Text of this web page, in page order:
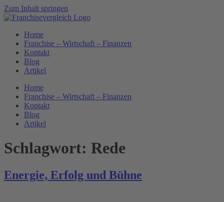
Zum Inhalt springen
Home
Franchise – Wirtschaft – Finanzen
Kontakt
Blog
Artikel
Home
Franchise – Wirtschaft – Finanzen
Kontakt
Blog
Artikel
Schlagwort: Rede
Energie, Erfolg und Bühne